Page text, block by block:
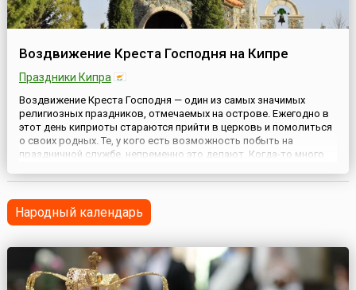
Воздвижение Креста Господня на Кипре
Праздники Кипра
Воздвижение Креста Господня — один из самых значимых
религиозных праздников, отмечаемых на острове. Ежегодно в
этот день киприоты стараются прийти в церковь и помолиться
о своих родных. Те, у кого есть возможность побыть на
праздничной службе, непременно это делают. Когда-то много
Константина Великого) пожелала найти в Иерусалиме Крест, н...
Народный календарь